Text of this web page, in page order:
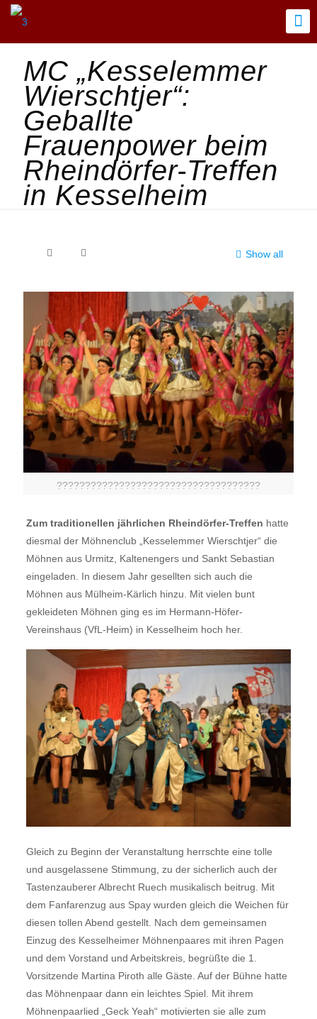
MC „Kesselemmer
Wierschtjer“:
Geballte
Frauenpower beim
Rheindörfer-Treffen
in Kesselheim
Show all
????????????????????????????????????
Zum traditionellen jährlichen Rheindörfer-Treffen hatte
diesmal der Möhnenclub „Kesselemmer Wierschtjer“ die
Möhnen aus Urmitz, Kaltenengers und Sankt Sebastian
eingeladen. In diesem Jahr gesellten sich auch die
Möhnen aus Mülheim-Kärlich hinzu. Mit vielen bunt
gekleideten Möhnen ging es im Hermann-Höfer-
Vereinshaus (VfL-Heim) in Kesselheim hoch her.
Gleich zu Beginn der Veranstaltung herrschte eine tolle
und ausgelassene Stimmung, zu der sicherlich auch der
Tastenzauberer Albrecht Ruech musikalisch beitrug. Mit
dem Fanfarenzug aus Spay wurden gleich die Weichen für
diesen tollen Abend gestellt. Nach dem gemeinsamen
Einzug des Kesselheimer Möhnenpaares mit ihren Pagen
und dem Vorstand und Arbeitskreis, begrüßte die 1.
Vorsitzende Martina Piroth alle Gäste. Auf der Bühne hatte
das Möhnenpaar dann ein leichtes Spiel. Mit ihrem
Möhnenpaarlied „Geck Yeah“ motivierten sie alle zum